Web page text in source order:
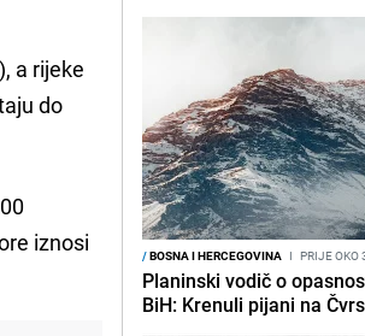
a rijeke
do
iznosi
/BOSNA I HERCEGOVINA I PRIJE OKO
Planinski vodič o
BiH: Krenuli pijani na